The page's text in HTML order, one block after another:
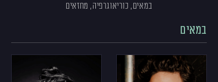
במאים, כוריאוגרפיה, מחזאים
במאים